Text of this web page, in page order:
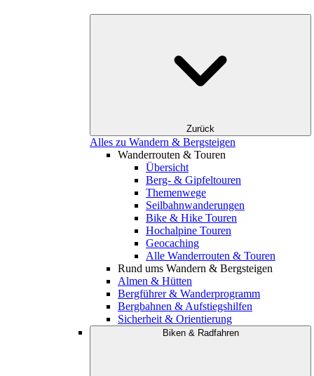
Zurück
Alles zu Wandern & Bergsteigen
Wanderrouten & Touren
Übersicht
Berg- & Gipfeltouren
Themenwege
Seilbahnwanderungen
Bike & Hike Touren
Hochalpine Touren
Geocaching
Alle Wanderrouten & Touren
Rund ums Wandern & Bergsteigen
Almen & Hütten
Bergführer & Wanderprogramm
Bergbahnen & Aufstiegshilfen
Sicherheit & Orientierung
Biken & Radfahren